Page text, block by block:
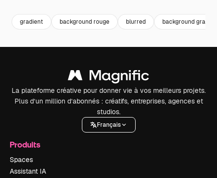
gradient background rouge blurred background
La plateforme créative pour donner vie à vos meilleurs projets.
Plus d’un million d’abonnés : créatifs, entreprises, agences et
studios.
Français
Produits
Spaces
Assistant IA